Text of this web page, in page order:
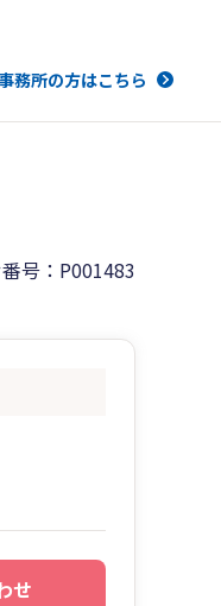
務所の方はこちら
号：P001483
せ